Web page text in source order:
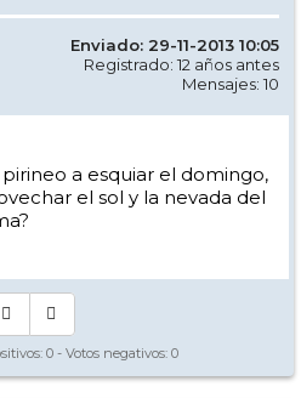
Enviado: 29-11-2013 10:05
Registrado: 12 años antes
Mensajes: 10
a esquiar el domingo,
el sol y la nevada del
0 - Votos negativos: 0